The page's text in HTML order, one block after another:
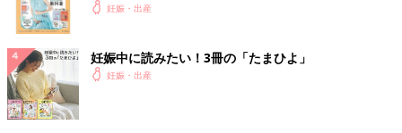
妊娠・出産
妊娠中に読みたい！3冊の「たまひよ」
妊娠・出産